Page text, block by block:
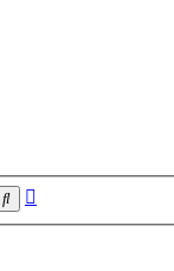
Suche